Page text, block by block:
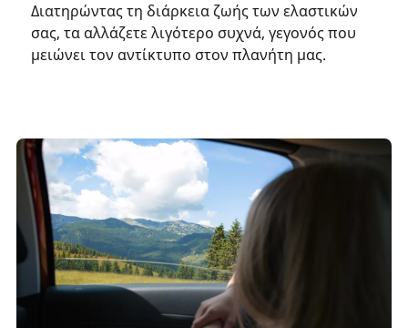
Διατηρώντας τη διάρκεια ζωής των ελαστικών
σας, τα αλλάζετε λιγότερο συχνά, γεγονός που
μειώνει τον αντίκτυπο στον πλανήτη μας.